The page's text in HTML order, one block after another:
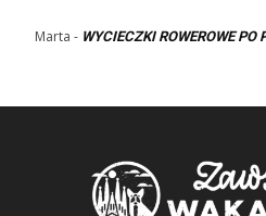
Marta - WYCIECZKI ROWEROWE PO